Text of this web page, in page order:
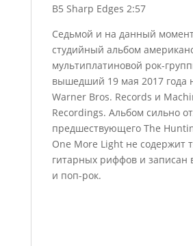
B5 Sharp Edges 2:57
Седьмой и на данный
студийный альбом
мультиплатиновой рок-
вышедший 19 мая 2017 года
Warner Bros. Records и
Recordings. Альбом сильно
предшествующего The
One More Light не содержит
гитарных риффов и записан
и поп-рок.